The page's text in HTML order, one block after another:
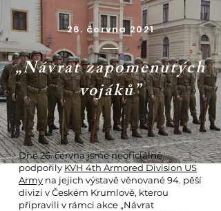
26. června 2021
„Návrat zapomenutých
vojáků”
Dne 26. června jsme neoficiálně
podpořily KVH 4th Armored Division US
Army na jejich výstavě věnované 94. pěší
divizi v Českém Krumlově, kterou
připravili v rámci akce „Návrat